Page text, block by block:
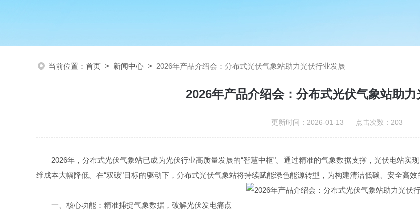
当前位置： 首页 > 新闻中心 > 2026年产品介绍会：分布式光伏气象站助力光伏行业发展
2026年产品介绍会：分布式光伏气象站助
更新时间：2026-01-13 点击次数：203
2026年，分布式光伏气象站已成为光伏行业高质量发展的“智慧中枢"。通过精准的气象数据支撑，光伏电站实
维成本大幅降低。在“双碳"目标的驱动下，分布式光伏气象站将持续赋能绿色能源转型，为构建清洁低碳、安全高效
一、核心功能：精准捕捉气象数据，破解光伏发电痛点